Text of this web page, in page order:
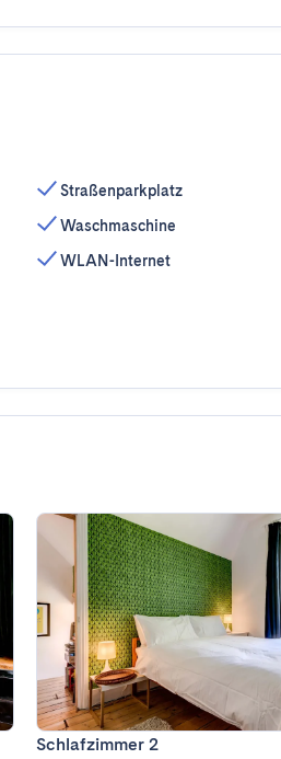
Straßenparkplatz
Waschmaschine
WLAN-Internet
Schlafzimmer 2